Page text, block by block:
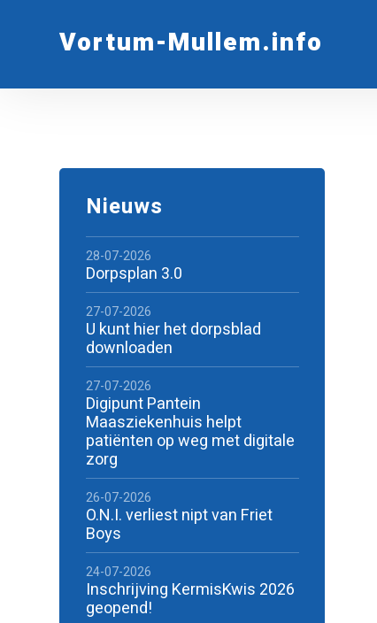
Vortum-Mullem.info
Nieuws
28-07-2026
Dorpsplan 3.0
27-07-2026
U kunt hier het dorpsblad
downloaden
27-07-2026
Digipunt Pantein
Maasziekenhuis helpt
patiënten op weg met digitale
zorg
26-07-2026
O.N.I. verliest nipt van Friet
Boys
24-07-2026
Inschrijving KermisKwis 2026
geopend!